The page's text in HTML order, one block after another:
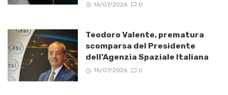
16/07/2026 0
Teodoro Valente, prematura
scomparsa del Presidente
dell’Agenzia Spaziale Italiana
16/07/2026 0